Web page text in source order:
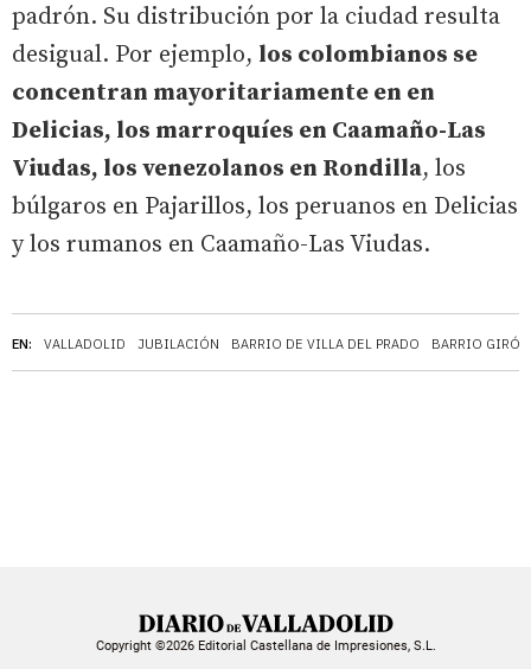
EN: VALLADOLID JUBILACIÓN BARRIO DE VILLA DEL PRADO BARRIO GIRÓN
padrón. Su distribución por la ciudad resulta
desigual. Por ejemplo, los colombianos se
concentran mayoritariamente en en
Delicias, los marroquíes en Caamaño-Las
Viudas, los venezolanos en Rondilla, los
búlgaros en Pajarillos, los peruanos en Delicias
y los rumanos en Caamaño-Las Viudas.
Copyright ©2026 Editorial Castellana de Impresiones, S.L.